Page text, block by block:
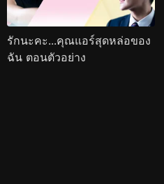
รักนะคะ...คุณแอร์สุดหล่อของ
ฉัน ตอนตัวอย่าง